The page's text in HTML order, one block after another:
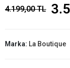
4.199,00 TL
Marka: La Boutique